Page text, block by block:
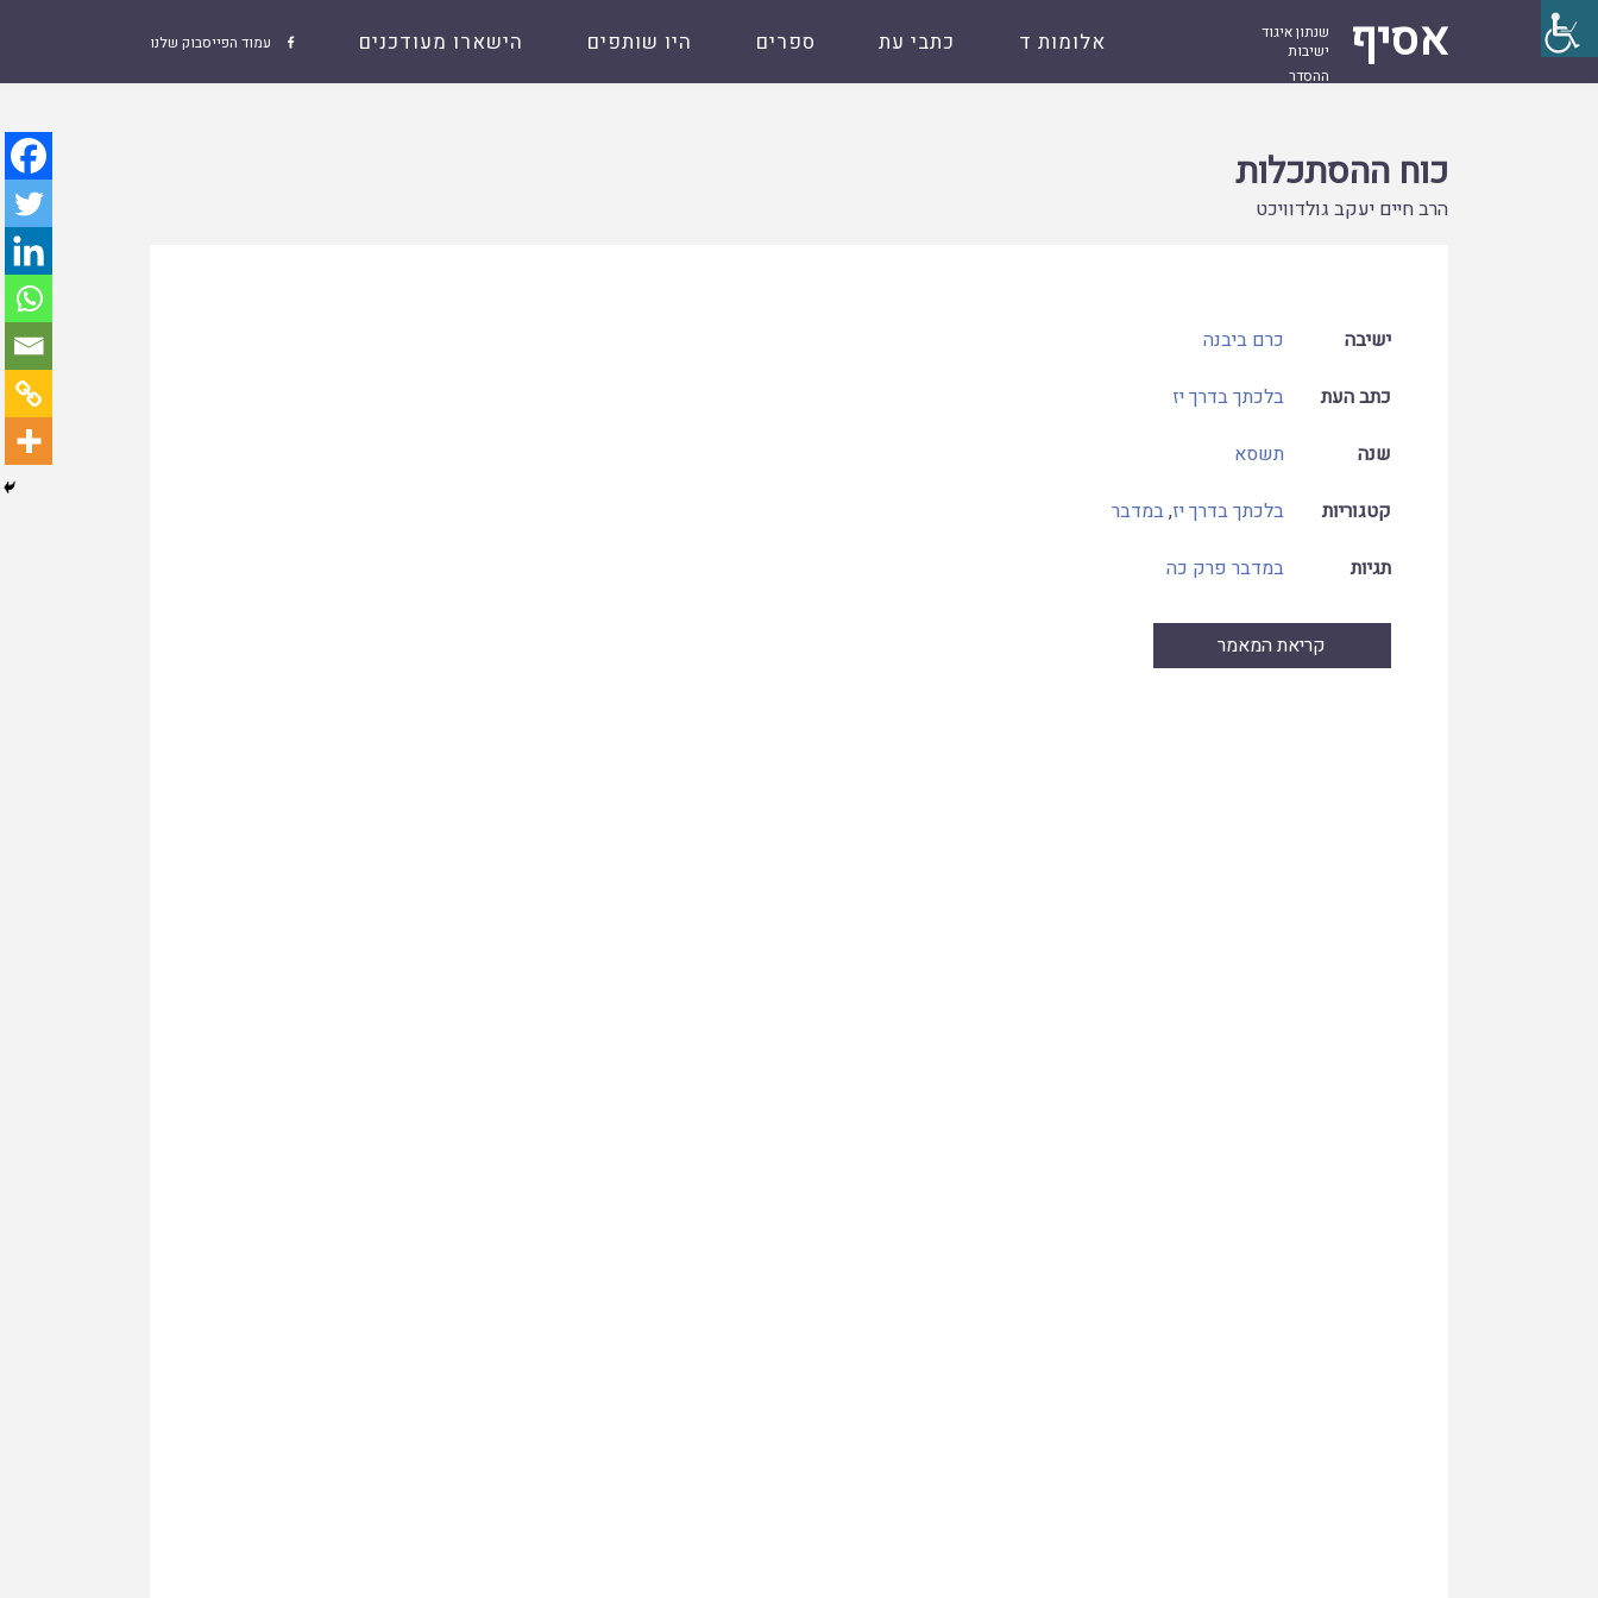
אסיף
שנתון איגוד
ישיבות
ההסדר
 עמוד הפייסבוק שלנו אלומות ד כתבי עת ספרים היו שותפים הישארו מעודכנים
כוח ההסתכלות
הרב חיים יעקב גולדוויכט
ישיבה
כרם ביבנה
כתב העת
בלכתך בדרך יז
שנה
תשסא
קטגוריות
בלכתך בדרך יז,במדבר
תגיות
במדבר פרק כה
קריאת המאמר